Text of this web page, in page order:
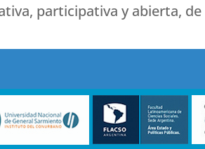
participativa y abierta,